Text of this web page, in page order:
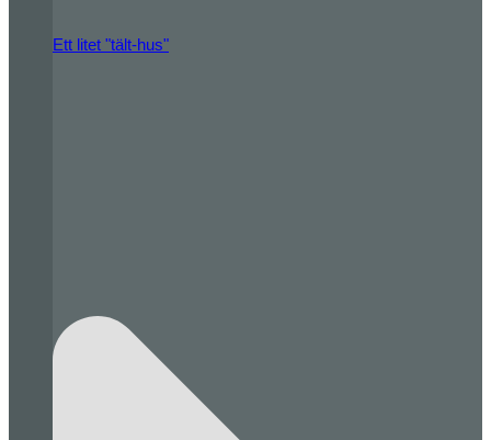
Ett litet "tält-hus"